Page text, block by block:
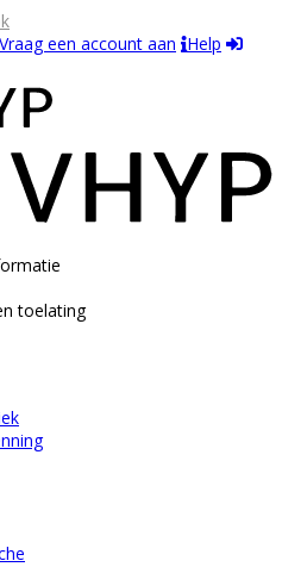
Vraag een account aan Help
toelating